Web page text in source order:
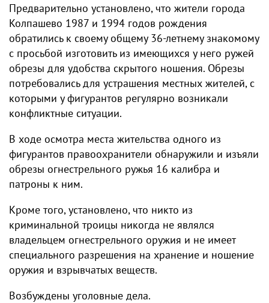
Предварительно установлено, что жители города
Колпашево 1987 и 1994 годов рождения
обратились к своему общему 36-летнему знакомому
с просьбой изготовить из имеющихся у него ружей
обрезы для удобства скрытого ношения. Обрезы
потребовались для устрашения местных жителей, с
которыми у фигурантов регулярно возникали
конфликтные ситуации.
В ходе осмотра места жительства одного из
фигурантов правоохранители обнаружили и изъяли
обрезы огнестрельного ружья 16 калибра и
патроны к ним.
Кроме того, установлено, что никто из
криминальной троицы никогда не являлся
владельцем огнестрельного оружия и не имеет
специального разрешения на хранение и ношение
оружия и взрывчатых веществ.
Возбуждены уголовные дела.